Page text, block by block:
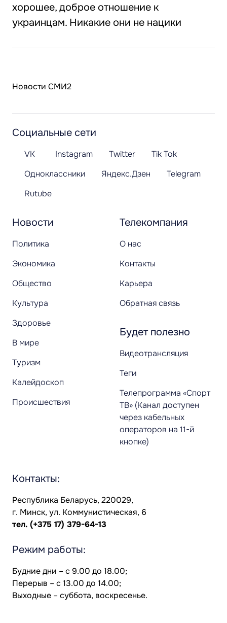
хорошее, доброе отношение к
украинцам. Никакие они не нацики
Новости СМИ2
Новости
Политика
Экономика
Общество
Культура
Здоровье
В мире
Туризм
Калейдоскоп
Происшествия
Телекомпания
О нас
Контакты
Карьера
Обратная связь
Будет полезно
Видеотрансляция
Теги
Телепрограмма «Спорт
ТВ» (Канал доступен
через кабельных
операторов на 11-й
кнопке)
Социальные сети
VK Instagram Twitter
Tik Tok
Одноклассники
Яндекс.Дзен
Telegram
Rutube
Контакты:
Республика Беларусь, 220029,
г. Минск, ул. Коммунистическая, 6
тел. (+375 17) 379-64-13
Режим работы:
Будние дни – с 9.00 до 18.00;
Перерыв – с 13.00 до 14.00;
Выходные – суббота, воскресенье.